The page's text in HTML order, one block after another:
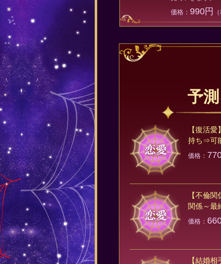
価格：990円
予
【復活
持ち⇒可
価格：
【不倫
関係～最
価格：
【結婚